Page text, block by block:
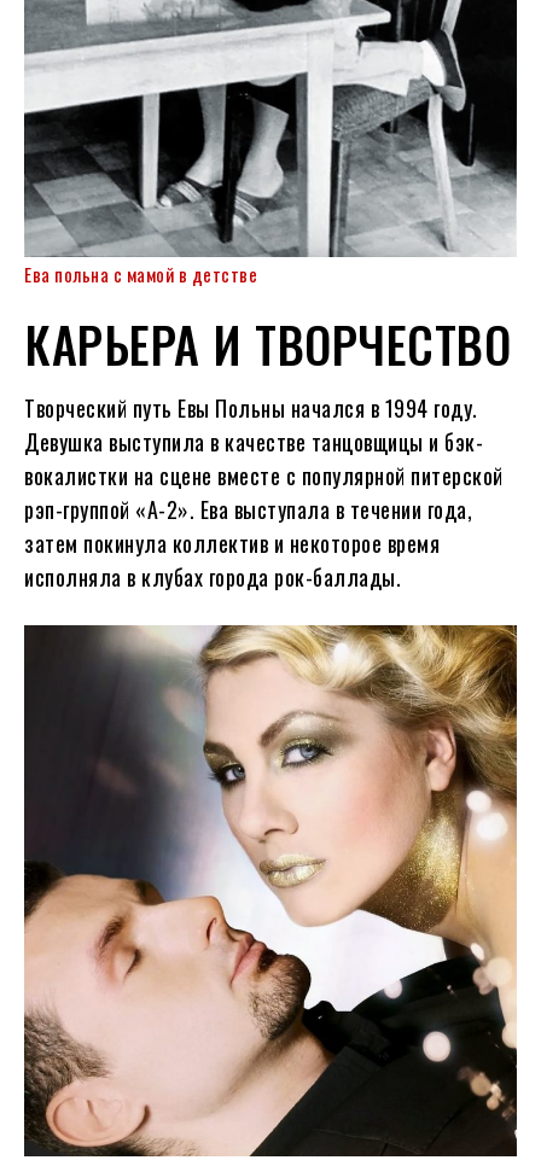
Ева польна с мамой в детстве
КАРЬЕРА И ТВОРЧЕСТВО
Творческий путь Евы Польны начался в 1994 году.
Девушка выступила в качестве танцовщицы и бэк-
вокалистки на сцене вместе с популярной питерской
рэп-группой «А-2». Ева выступала в течении года,
затем покинула коллектив и некоторое время
исполняла в клубах города рок-баллады.